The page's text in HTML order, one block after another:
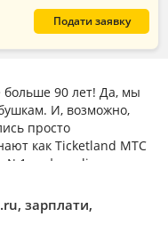
Подати заявку
90 лет! Да, мы
И, возможно,
просто
как Ticketland МТС
№1 в сфере live
на концерт, шоу)
зарплати,